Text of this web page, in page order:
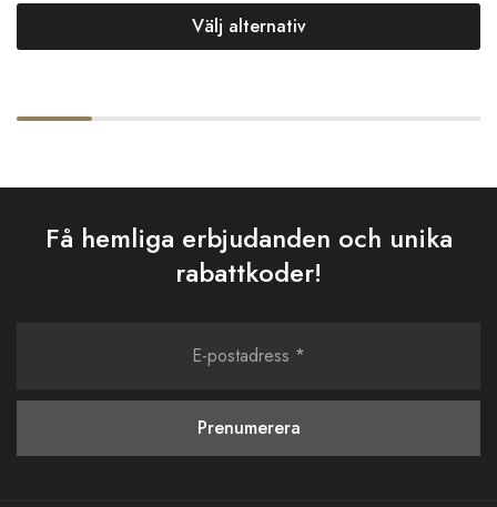
Välj alternativ
Få hemliga erbjudanden och unika
rabattkoder!